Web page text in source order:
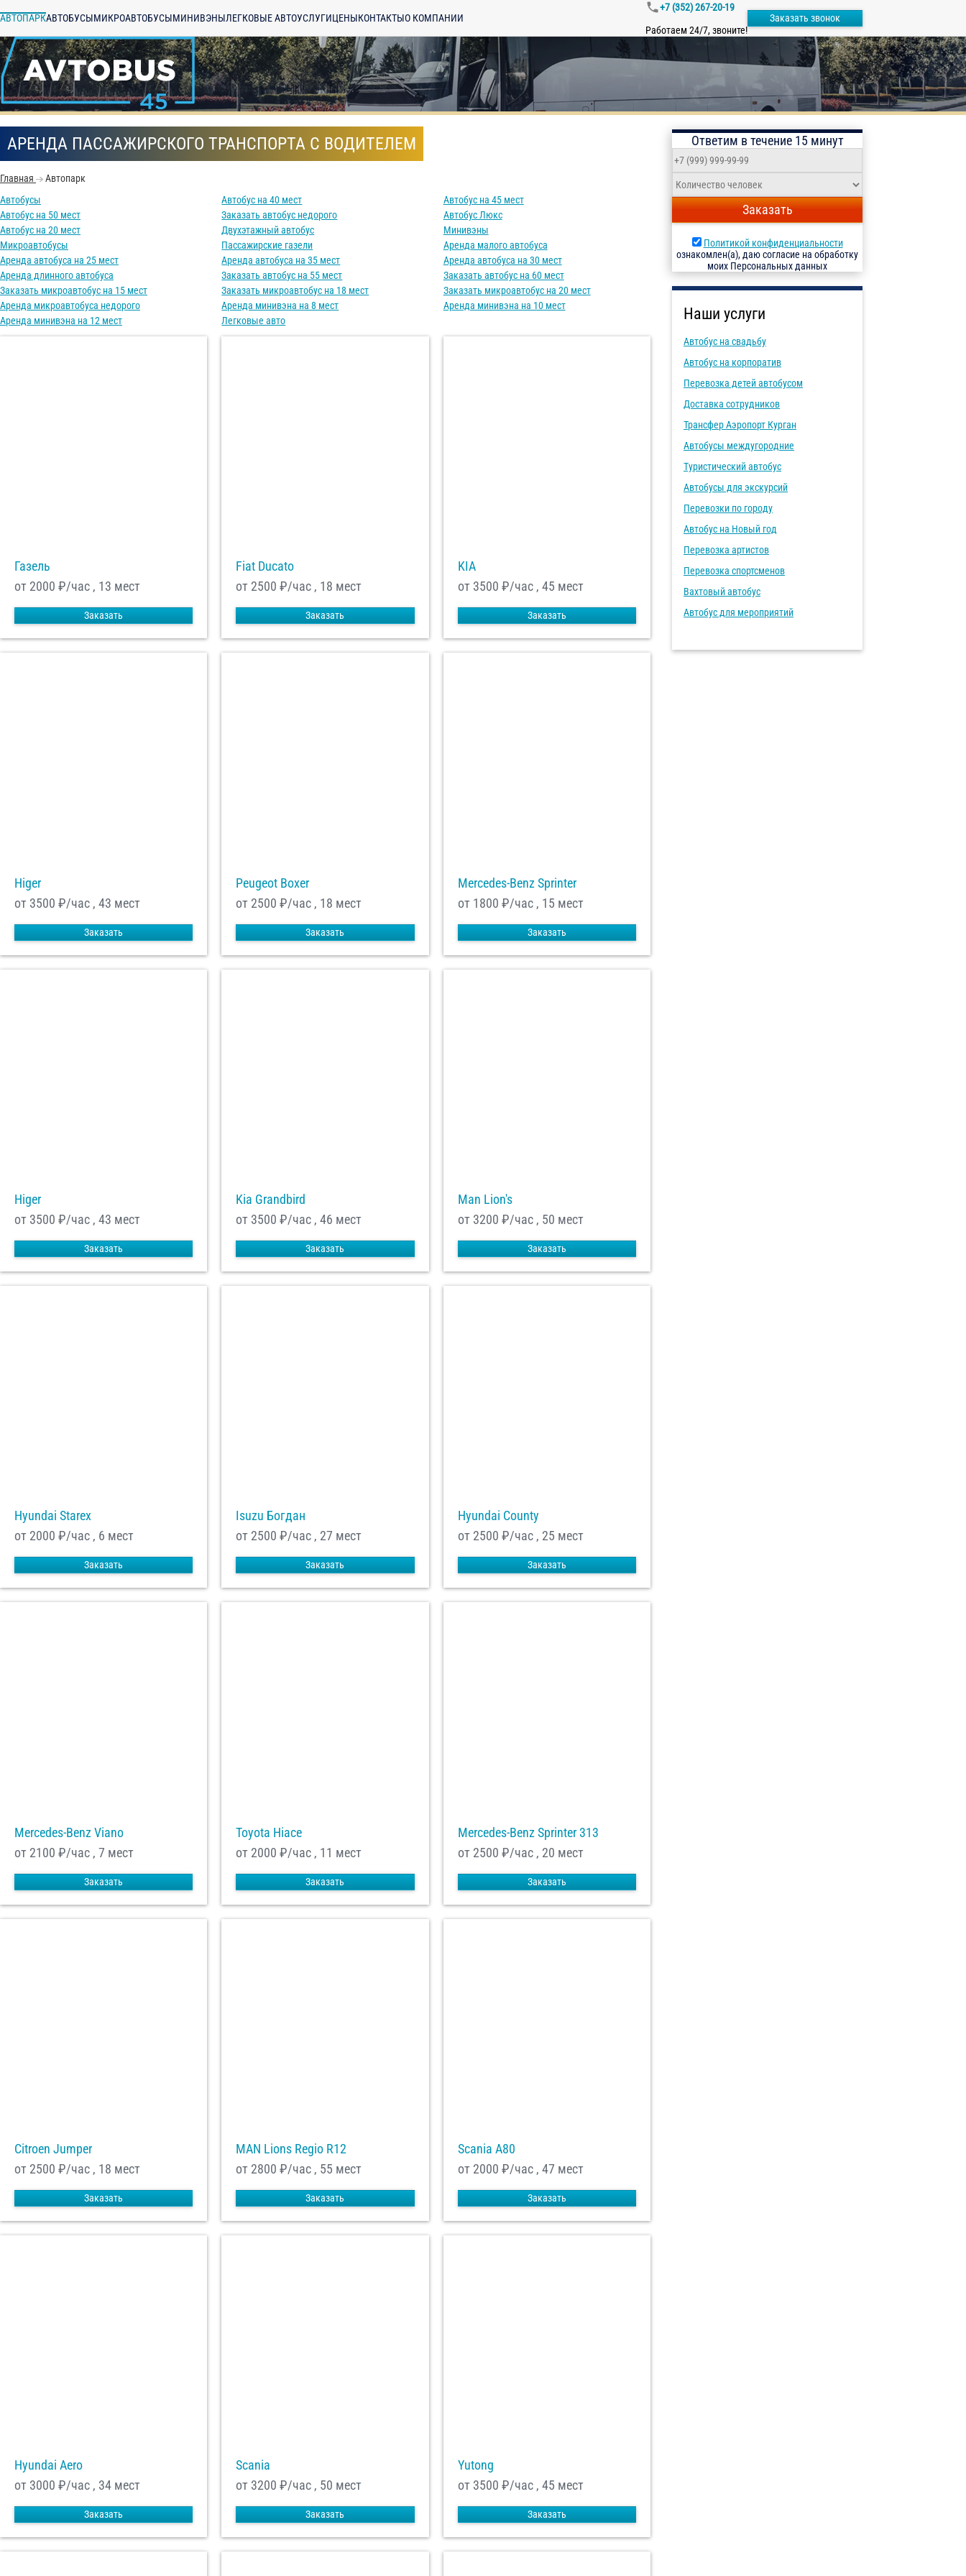
АВТОПАРКАВТОБУСЫМИКРОАВТОБУСЫМИНИВЭНЫЛЕГКОВЫЕ АВТОУСЛУГИЦЕНЫКОНТАКТЫО КОМПАНИИ
+7 (352) 267-20-19
Работаем 24/7, звоните!
Заказать звонок
АРЕНДА ПАССАЖИРСКОГО ТРАНСПОРТА С ВОДИТЕЛЕМ
Главная
Автопарк
Автобусы
Автобус на 40 мест
Автобус на 45 мест
Автобус на 50 мест
Заказать автобус недорого
Автобус Люкс
Автобус на 20 мест
Двухэтажный автобус
Минивэны
Микроавтобусы
Пассажирские газели
Аренда малого автобуса
Аренда автобуса на 25 мест
Аренда автобуса на 35 мест
Аренда автобуса на 30 мест
Аренда длинного автобуса
Заказать автобус на 55 мест
Заказать автобус на 60 мест
Заказать микроавтобус на 15 мест
Заказать микроавтобус на 18 мест
Заказать микроавтобус на 20 мест
Аренда микроавтобуса недорого
Аренда минивэна на 8 мест
Аренда минивэна на 10 мест
Аренда минивэна на 12 мест
Легковые авто
Газель
от 2000 ₽/час , 13 мест
Заказать
Fiat Ducato
от 2500 ₽/час , 18 мест
Заказать
KIA
от 3500 ₽/час , 45 мест
Заказать
Higer
от 3500 ₽/час , 43 мест
Заказать
Peugeot Boxer
от 2500 ₽/час , 18 мест
Заказать
Mercedes-Benz Sprinter
от 1800 ₽/час , 15 мест
Заказать
Higer
от 3500 ₽/час , 43 мест
Заказать
Kia Grandbird
от 3500 ₽/час , 46 мест
Заказать
Man Lion's
от 3200 ₽/час , 50 мест
Заказать
Hyundai Starex
от 2000 ₽/час , 6 мест
Заказать
Isuzu Богдан
от 2500 ₽/час , 27 мест
Заказать
Hyundai County
от 2500 ₽/час , 25 мест
Заказать
Mercedes-Benz Viano
от 2100 ₽/час , 7 мест
Заказать
Toyota Hiace
от 2000 ₽/час , 11 мест
Заказать
Mercedes-Benz Sprinter 313
от 2500 ₽/час , 20 мест
Заказать
Citroen Jumper
от 2500 ₽/час , 18 мест
Заказать
MAN Lions Regio R12
от 2800 ₽/час , 55 мест
Заказать
Scania A80
от 2000 ₽/час , 47 мест
Заказать
Hyundai Aero
от 3000 ₽/час , 34 мест
Заказать
Scania
от 3200 ₽/час , 50 мест
Заказать
Yutong
от 3500 ₽/час , 45 мест
Заказать
Ответим в течение 15 минут
Заказать
Политикой конфиденциальности
ознакомлен(а), даю согласие на обработку
моих Персональных данных
Наши услуги
Автобус на свадьбу
Автобус на корпоратив
Перевозка детей автобусом
Доставка сотрудников
Трансфер Аэропорт Курган
Автобусы междугородние
Туристический автобус
Автобусы для экскурсий
Перевозки по городу
Автобус на Новый год
Перевозка артистов
Перевозка спортсменов
Вахтовый автобус
Автобус для мероприятий